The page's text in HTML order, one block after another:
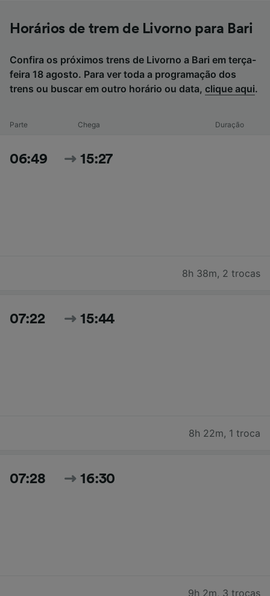
Horários de trem de Livorno para Bari
Confira os próximos trens de Livorno a Bari em terça-
feira 18 agosto. Para ver toda a programação dos
trens ou buscar em outro horário ou data, clique aqui.
Parte Chega Duração
06:49 15:27
8h 38m, 2 trocas
07:22 15:44
8h 22m, 1 troca
07:28 16:30
9h 2m, 3 trocas